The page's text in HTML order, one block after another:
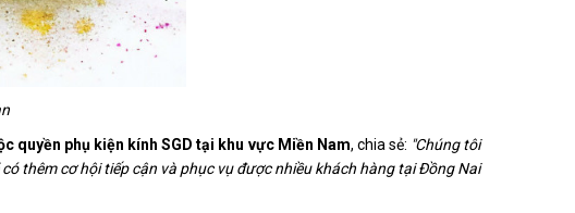
quyền phụ kiện kính SGD tại khu vực Miền Nam, chia sẻ: "Chúng tôi
thêm cơ hội tiếp cận và phục vụ được nhiều khách hàng tại Đồng Nai